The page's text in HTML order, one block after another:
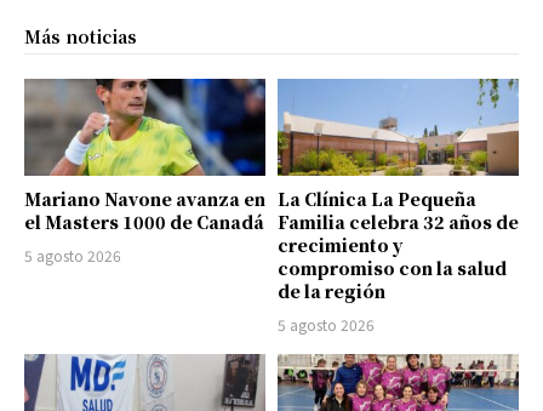
Más noticias
Mariano Navone avanza en
el Masters 1000 de Canadá
5 agosto 2026
La Clínica La Pequeña
Familia celebra 32 años de
crecimiento y
compromiso con la salud
de la región
5 agosto 2026